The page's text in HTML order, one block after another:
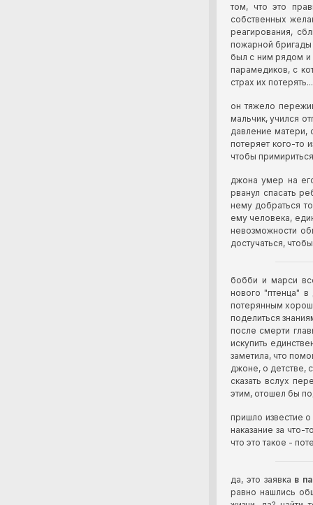
том, что это
собственных
реагирования,
пожарной бригады
был с ним рядом и
парамедиков, с
страх их потерять...
он тяжело
мальчик, учился
давление матери,
потеряет кого-то
чтобы
джона умер на
рванул спасать
нему добраться
ему человека,
невозможности
достучаться,
бобби и марси
нового "птенца"
потерянным
поделиться
после смерти
искупить
заметила, что
джоне, о детстве,
сказать вслух
этим, отошел бы
пришло известие
наказание за
что это такое -
да, это заявка в
равно нашлись